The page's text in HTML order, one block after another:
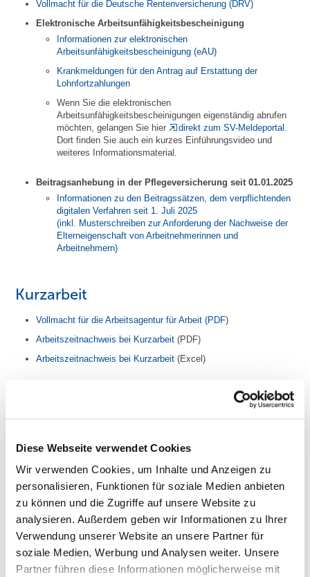
Diese Webseite verwendet Cookies
Wir verwenden Cookies, um Inhalte und Anzeigen zu
personalisieren, Funktionen für soziale Medien anbieten
zu können und die Zugriffe auf unsere Website zu
analysieren. Außerdem geben wir Informationen zu Ihrer
Verwendung unserer Website an unsere Partner für
soziale Medien, Werbung und Analysen weiter. Unsere
Partner führen diese Informationen möglicherweise mit
Vollmacht für die Deutsche Rentenversicherung (DRV)
Elektronische Arbeitsunfähigkeitsbescheinigung
Informationen zur elektronischen
Arbeitsunfähigkeitsbescheinigung (eAU)
Krankmeldungen für den Antrag auf Erstattung der
Lohnfortzahlungen
Wenn Sie die elektronischen
Arbeitsunfähigkeitsbescheinigungen eigenständig abrufen
möchten, gelangen Sie hier
direkt zum SV-Meldeportal
Dort finden Sie auch ein kurzes Einführungsvideo und
weiteres Informationsmaterial.
Beitragsanhebung in der Pflegeversicherung seit 01.01.2025
Informationen zu den Beitragssätzen, dem verpflichtenden
digitalen Verfahren seit 1. Juli 2025
(inkl. Musterschreiben zur Anforderung der Nachweise der
Elterneigenschaft von Arbeitnehmerinnen und
Arbeitnehmern)
Kurzarbeit
Vollmacht für die Arbeitsagentur für Arbeit (PDF)
Arbeitszeitnachweis bei Kurzarbeit (PDF)
Arbeitszeitnachweis bei Kurzarbeit (Excel)
Wichtiger Hinweis:Die Aufzeichnungen haben spätestens bis zum
folgt, zu erfolgen! Archivieren Sie die Listen mindestens zwei Jahre
Formular zur Arbeitszeit-Aufzeichnung (Druckversion)
automatischem Einfügen der Wochen-/Kalendertagedes
jeweiligen Monats
Bitte Monat und Jahr im Format
im Feld "Monat/Jahr"
eingeben, dann wird die Spalte "Kalendertag" automatisch mit
den Wochen- und Kalendertagen dieses Monats gefüllt. - Die
restlichen Angaben zur Arbeitszeit können Sie nur manuell auf